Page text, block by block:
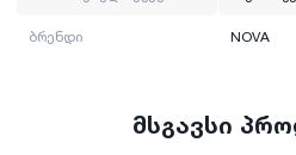
ბრენდი NOVA
მსგავსი